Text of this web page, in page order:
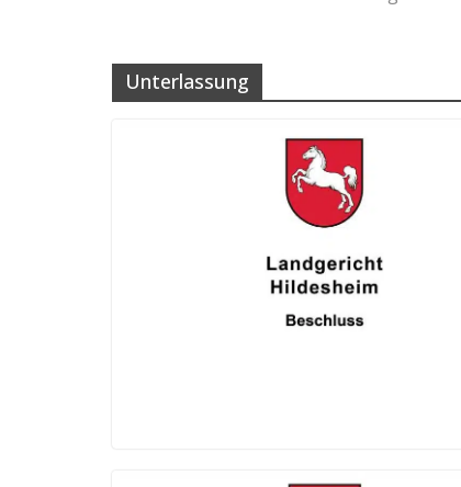
Unterlassung